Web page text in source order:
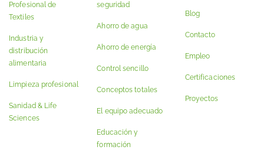
Profesional de
Textiles
Industria y
distribución
alimentaria
Limpieza profesional
Sanidad & Life
Sciences
seguridad
Ahorro de agua
Ahorro de energía
Control sencillo
Conceptos totales
El equipo adecuado
Educación y
formación
Blog
Contacto
Empleo
Certificaciones
Proyectos